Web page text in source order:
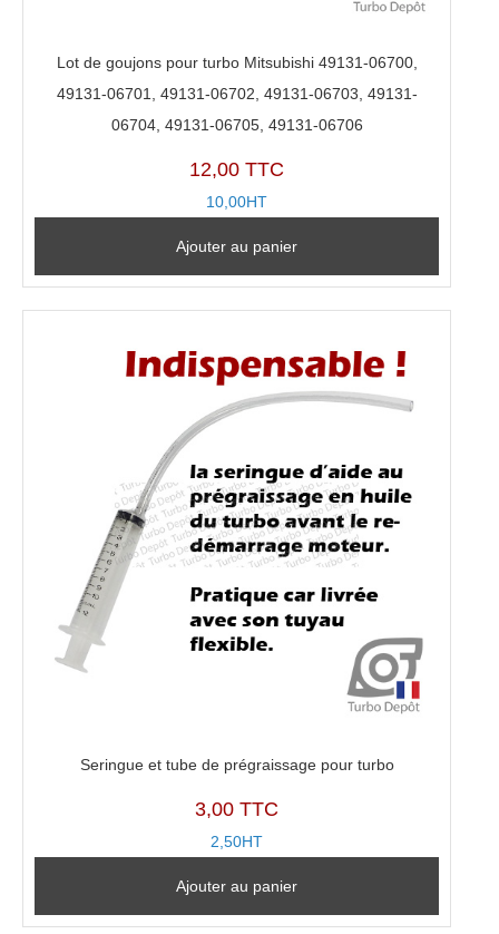
Lot de goujons pour turbo Mitsubishi 49131-06700,
49131-06701, 49131-06702, 49131-06703, 49131-
06704, 49131-06705, 49131-06706
12,00 TTC
10,00HT
Ajouter au panier
Seringue et tube de prégraissage pour turbo
3,00 TTC
2,50HT
Ajouter au panier